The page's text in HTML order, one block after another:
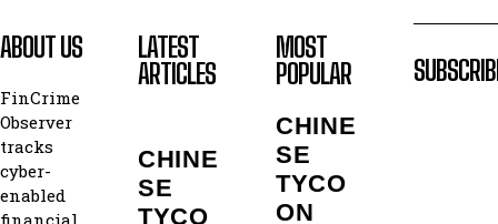
ABOUT US
FinCrime
Observer
tracks
cyber-
enabled
LATEST
ARTICLES
CHINE
SE
TYCO
MOST
POPULAR
CHINE
SE
TYCO
ON